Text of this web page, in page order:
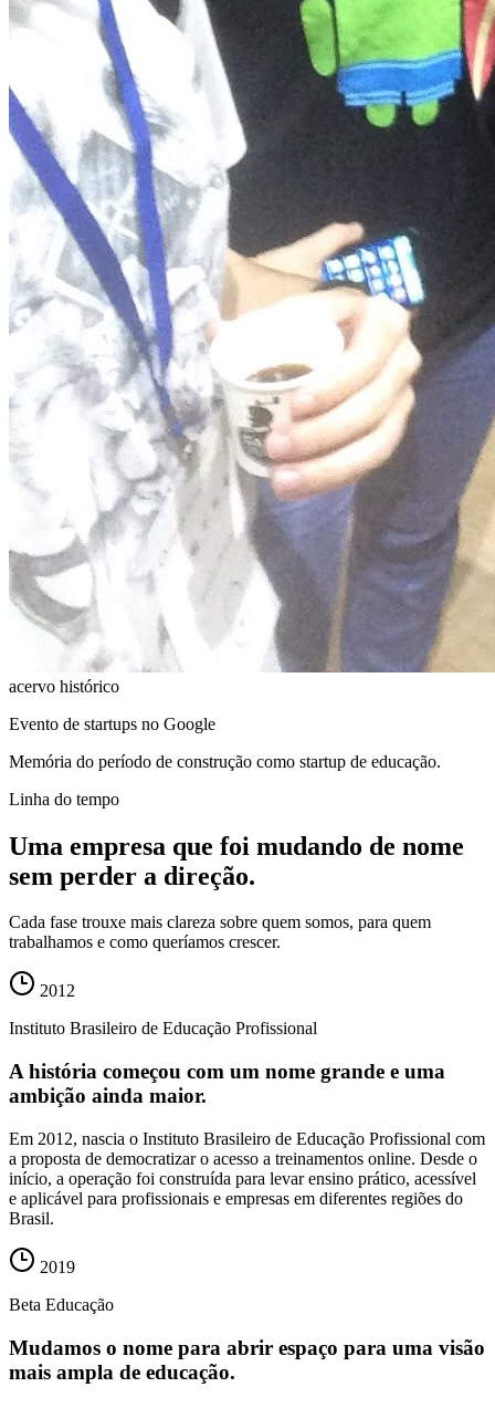
acervo histórico
Evento de startups no Google
Memória do período de construção como startup de educação.
Linha do tempo
Uma empresa que foi mudando de nome
sem perder a direção.
Cada fase trouxe mais clareza sobre quem somos, para quem
trabalhamos e como queríamos crescer.
2012
Instituto Brasileiro de Educação Profissional
A história começou com um nome grande e uma
ambição ainda maior.
Em 2012, nascia o Instituto Brasileiro de Educação Profissional com
a proposta de democratizar o acesso a treinamentos online. Desde o
início, a operação foi construída para levar ensino prático, acessível
e aplicável para profissionais e empresas em diferentes regiões do
Brasil.
2019
Beta Educação
Mudamos o nome para abrir espaço para uma visão
mais ampla de educação.